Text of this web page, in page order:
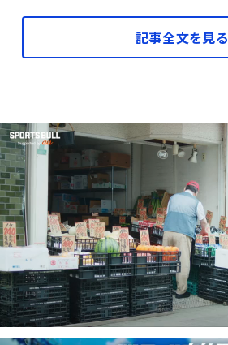
記事全文を見る